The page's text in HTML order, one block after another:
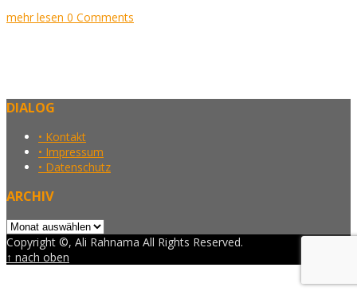
mehr lesen 0 Comments
DIALOG
• Kontakt
• Impressum
• Datenschutz
ARCHIV
Archiv
Copyright ©, Ali Rahnama All Rights Reserved.
↑ nach oben